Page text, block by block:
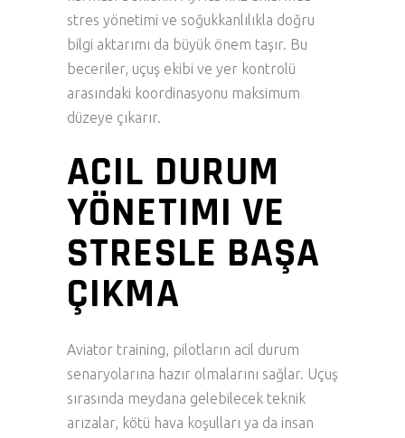
stres yönetimi ve soğukkanlılıkla doğru
bilgi aktarımı da büyük önem taşır. Bu
beceriler, uçuş ekibi ve yer kontrolü
arasındaki koordinasyonu maksimum
düzeye çıkarır.
ACIL DURUM
YÖNETIMI VE
STRESLE BAŞA
ÇIKMA
Aviator training, pilotların acil durum
senaryolarına hazır olmalarını sağlar. Uçuş
sırasında meydana gelebilecek teknik
arızalar, kötü hava koşulları ya da insan